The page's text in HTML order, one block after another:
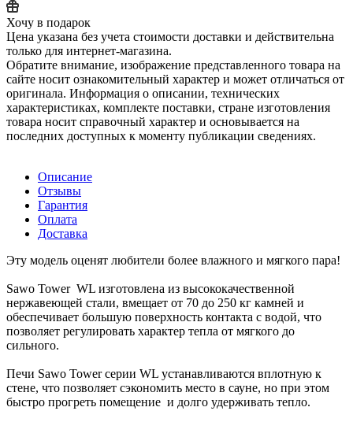
Хочу в подарок
Цена указана без учета стоимости доставки и действительна
только для интернет-магазина.
Обратите внимание, изображение представленного товара на
сайте носит ознакомительный характер и может отличаться от
оригинала. Информация о описании, технических
характеристиках, комплекте поставки, стране изготовления
товара носит справочный характер и основывается на
последних доступных к моменту публикации сведениях.
Описание
Отзывы
Гарантия
Оплата
Доставка
Эту модель оценят любители более влажного и мягкого пара!
Sawo Tower WL изготовлена из высококачественной
нержавеющей стали, вмещает от 70 до 250 кг камней и
обеспечивает большую поверхность контакта с водой, что
позволяет регулировать характер тепла от мягкого до
сильного.
Печи Sawo Tower серии WL устанавливаются вплотную к
стене, что позволяет сэкономить место в сауне, но при этом
быстро прогреть помещение и долго удерживать тепло.